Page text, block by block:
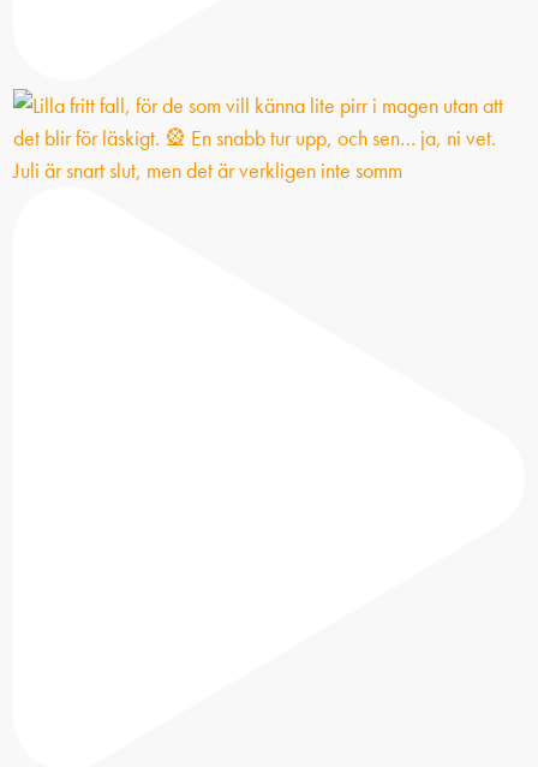
Juli är snart slut, men det är verkligen inte somm